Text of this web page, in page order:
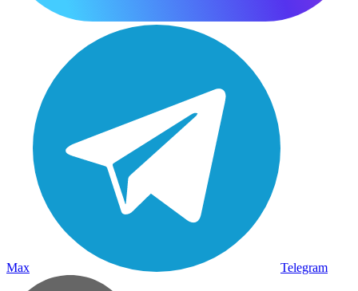
Max Telegram